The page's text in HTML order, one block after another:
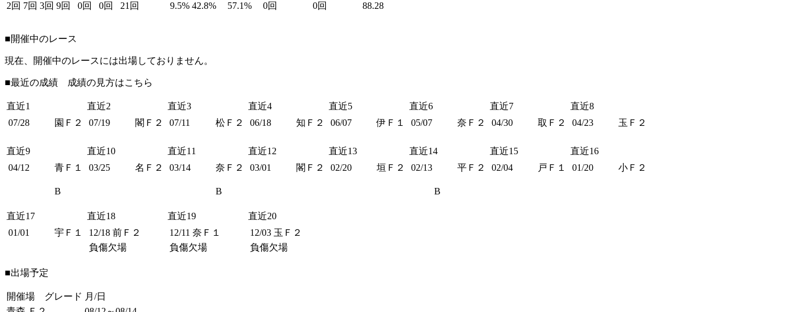
2回 7回 3回 9回 0回 0回 21回 9.5% 42.8% 57.1% 0回 0回 88.28
■開催中のレース
現在、開催中のレースには出場しておりません。
■最近の成績 成績の見方はこちら
直近1 直近2 直近3 直近4 直近5 直近6 直近7
直近8
07/28
園Ｆ２ 07/19 閣Ｆ２ 07/11 松Ｆ２ 06/18 知Ｆ２ 06/07 伊Ｆ１ 05/07 奈Ｆ２ 04/30 取Ｆ２ 04/23 玉Ｆ２
直近9 直近10 直近11 直近12 直近13 直近14 直近15
直近16
04/12
青Ｆ１
B
03/25 名Ｆ２ 03/14 奈Ｆ２
B
03/01 閣Ｆ２ 02/20 垣Ｆ２ 02/13 平Ｆ２
B
02/04 戸Ｆ１ 01/20 小Ｆ２
直近17 直近18 直近19
直近20
01/01
宇Ｆ１ 12/18 前Ｆ２
負傷欠場
12/11 奈Ｆ１
負傷欠場
12/03 玉Ｆ２
負傷欠場
■出場予定
開催場 グレード 月/日